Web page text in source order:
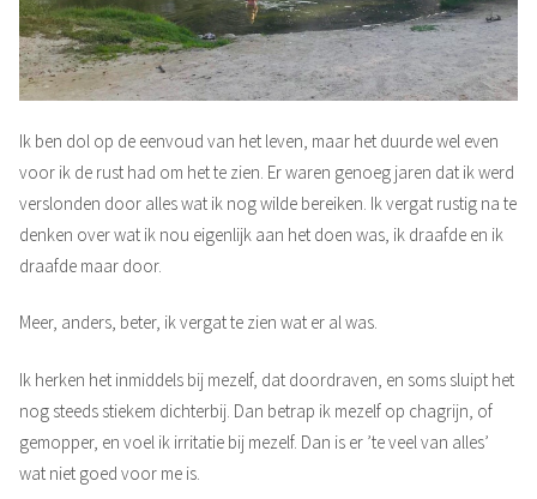
Ik ben dol op de eenvoud van het leven, maar het duurde wel even
voor ik de rust had om het te zien. Er waren genoeg jaren dat ik werd
verslonden door alles wat ik nog wilde bereiken. Ik vergat rustig na te
denken over wat ik nou eigenlijk aan het doen was, ik draafde en ik
draafde maar door.
Meer, anders, beter, ik vergat te zien wat er al was.
Ik herken het inmiddels bij mezelf, dat doordraven, en soms sluipt het
nog steeds stiekem dichterbij. Dan betrap ik mezelf op chagrijn, of
gemopper, en voel ik irritatie bij mezelf. Dan is er ’te veel van alles’
wat niet goed voor me is.